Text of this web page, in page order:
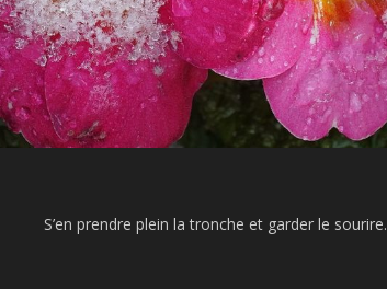
S’en prendre plein la tronche et garder le sourire.